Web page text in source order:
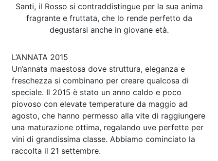
Santi, il Rosso si contraddistingue per la sua anima
fragrante e fruttata, che lo rende perfetto da
degustarsi anche in giovane età.
L’ANNATA 2015
Un’annata maestosa dove struttura, eleganza e
freschezza si combinano per creare qualcosa di
speciale. Il 2015 è stato un anno caldo e poco
piovoso con elevate temperature da maggio ad
agosto, che hanno permesso alla vite di raggiungere
una maturazione ottima, regalando uve perfette per
vini di grandissima classe. Abbiamo cominciato la
raccolta il 21 settembre.